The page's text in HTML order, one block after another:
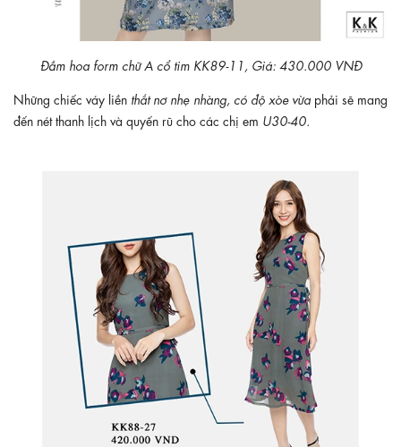
Đầm hoa form chữ A cổ tim KK89-11, Giá: 430.000 VNĐ
Những chiếc váy liền thắt nơ nhẹ nhàng, có độ xòe vừaphải sẽ mang
đến nét thanh lịch và quyến rũ cho các chị em U30-40.